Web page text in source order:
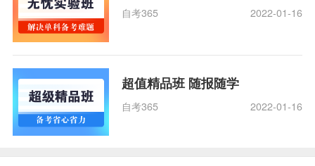
自考365 2022-01-16
超值精品班 随报随学
自考365 2022-01-16